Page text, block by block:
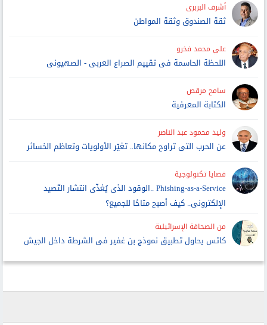
أشرف البربرى
ثقة الصندوق وثقة المواطن
علي محمد فخرو
اللحظة الحاسمة فى تقييم الصراع العربى - الصهيونى
سامح مرقص
الكتابة المعرفية
وليد محمود عبد الناصر
عن الحرب التى تراوح مكانها.. تغيّر الأولويات وتعاظم الخسائر
قضايا تكنولوجية
Phishing-as-a-Service ..الوقود الذى يُغذّى انتشار التّصيد
الإلكترونى.. كيف أصبح متاحًا للجميع؟
من الصحافة الإسرائيلية
كاتس يحاول تطبيق نموذج بن غفير فى الشرطة داخل الجيش